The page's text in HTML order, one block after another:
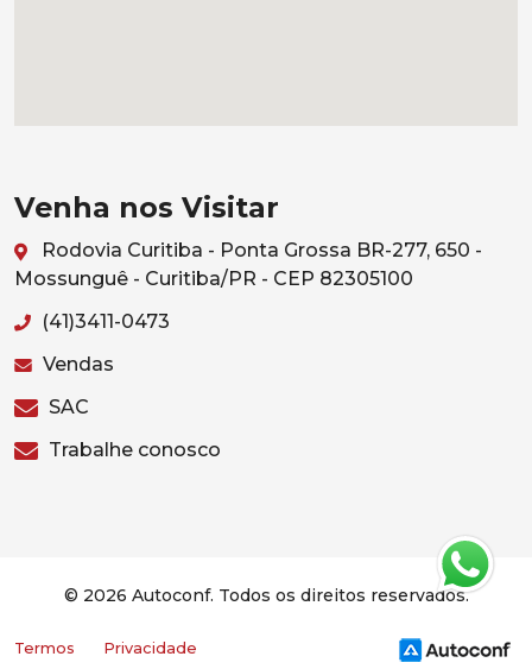
Venha nos Visitar
Rodovia Curitiba - Ponta Grossa BR-277, 650 -
Mossunguê - Curitiba/PR - CEP 82305100
(41)3411-0473
Vendas
SAC
Trabalhe conosco
© 2026 Autoconf. Todos os direitos reservados.
Termos Privacidade